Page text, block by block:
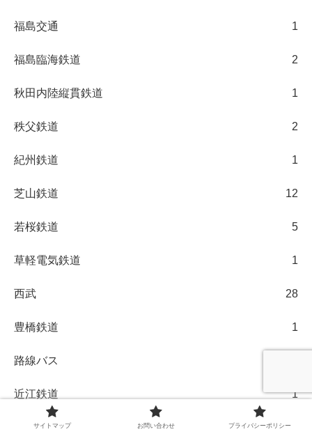
福島交通 1
福島臨海鉄道 2
秋田内陸縦貫鉄道 1
秩父鉄道 2
紀州鉄道 1
芝山鉄道 12
若桜鉄道 5
草軽電気鉄道 1
西武 28
豊橋鉄道 1
路線バス
近江鉄道 1
近鉄 23
サイトマップ お問い合わせ プライバシーポリシー